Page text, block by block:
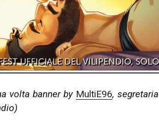
volta banner by MultiE96,